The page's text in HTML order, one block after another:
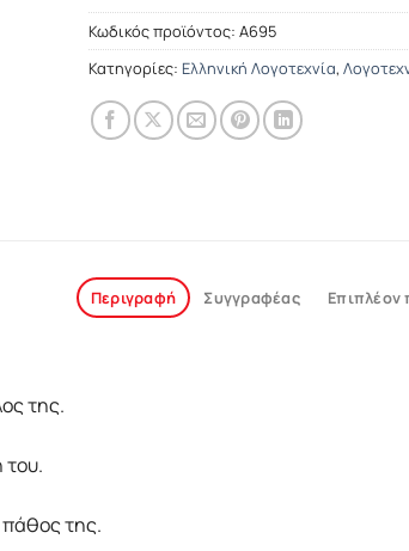
Κωδικός προϊόντος:Α695
Κατηγορίες: Ελληνική Λογοτεχνία,
Περιγραφή Συγγραφέας Επιπλέον
της.
του.
πάθος της.